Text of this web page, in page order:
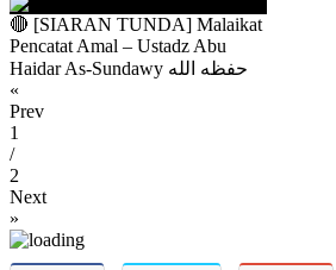
🔴 [SIARAN TUNDA] Malaikat
Pencatat Amal – Ustadz Abu
Haidar As-Sundawy حفظه الله
«
Prev
1
/
2
Next
»